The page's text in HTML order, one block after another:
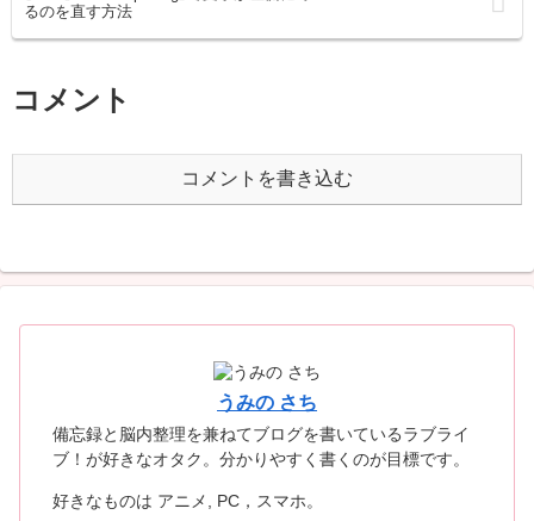
るのを直す方法
コメント
コメントを書き込む
うみの さち
備忘録と脳内整理を兼ねてブログを書いているラブライ
ブ！が好きなオタク。分かりやすく書くのが目標です。
好きなものは アニメ, PC，スマホ。